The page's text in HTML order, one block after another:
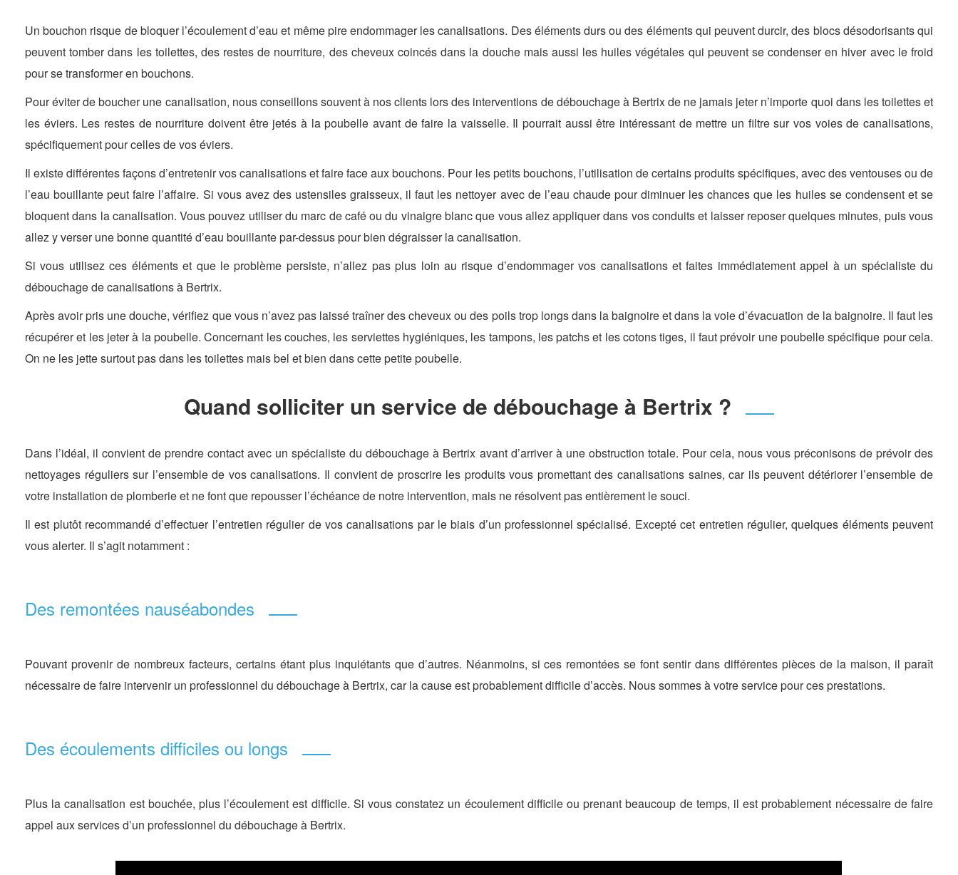
Un bouchon risque de bloquer l’écoulement d’eau et même pire endommager les canalisations. Des éléments durs ou des éléments qui peuvent durcir, des blocs désodorisants qui
peuvent tomber dans les toilettes, des restes de nourriture, des cheveux coincés dans la douche mais aussi les huiles végétales qui peuvent se condenser en hiver avec le froid
pour se transformer en bouchons.
Pour éviter de boucher une canalisation, nous conseillons souvent à nos clients lors des interventions de débouchage à Bertrix de ne jamais jeter n’importe quoi dans les toilettes et
les éviers. Les restes de nourriture doivent être jetés à la poubelle avant de faire la vaisselle. Il pourrait aussi être intéressant de mettre un filtre sur vos voies de canalisations,
spécifiquement pour celles de vos éviers.
Il existe différentes façons d’entretenir vos canalisations et faire face aux bouchons. Pour les petits bouchons, l’utilisation de certains produits spécifiques, avec des ventouses ou de
l’eau bouillante peut faire l’affaire. Si vous avez des ustensiles graisseux, il faut les nettoyer avec de l’eau chaude pour diminuer les chances que les huiles se condensent et se
bloquent dans la canalisation. Vous pouvez utiliser du marc de café ou du vinaigre blanc que vous allez appliquer dans vos conduits et laisser reposer quelques minutes, puis vous
allez y verser une bonne quantité d’eau bouillante par-dessus pour bien dégraisser la canalisation.
Si vous utilisez ces éléments et que le problème persiste, n’allez pas plus loin au risque d’endommager vos canalisations et faites immédiatement appel à un spécialiste du
débouchage de canalisations à Bertrix.
Après avoir pris une douche, vérifiez que vous n’avez pas laissé traîner des cheveux ou des poils trop longs dans la baignoire et dans la voie d’évacuation de la baignoire. Il faut les
récupérer et les jeter à la poubelle. Concernant les couches, les serviettes hygiéniques, les tampons, les patchs et les cotons tiges, il faut prévoir une poubelle spécifique pour cela.
On ne les jette surtout pas dans les toilettes mais bel et bien dans cette petite poubelle.
Quand solliciter un service de débouchage à Bertrix ?
Dans l’idéal, il convient de prendre contact avec un spécialiste du débouchage à Bertrix avant d’arriver à une obstruction totale. Pour cela, nous vous préconisons de prévoir des
nettoyages réguliers sur l’ensemble de vos canalisations. Il convient de proscrire les produits vous promettant des canalisations saines, car ils peuvent détériorer l’ensemble de
votre installation de plomberie et ne font que repousser l’échéance de notre intervention, mais ne résolvent pas entièrement le souci.
Il est plutôt recommandé d’effectuer l’entretien régulier de vos canalisations par le biais d’un professionnel spécialisé. Excepté cet entretien régulier, quelques éléments peuvent
vous alerter. Il s’agit notamment :
Des remontées nauséabondes
Pouvant provenir de nombreux facteurs, certains étant plus inquiétants que d’autres. Néanmoins, si ces remontées se font sentir dans différentes pièces de la maison, il paraît
nécessaire de faire intervenir un professionnel du débouchage à Bertrix, car la cause est probablement difficile d’accès. Nous sommes à votre service pour ces prestations.
Des écoulements difficiles ou longs
Plus la canalisation est bouchée, plus l’écoulement est difficile. Si vous constatez un écoulement difficile ou prenant beaucoup de temps, il est probablement nécessaire de faire
appel aux services d’un professionnel du débouchage à Bertrix.